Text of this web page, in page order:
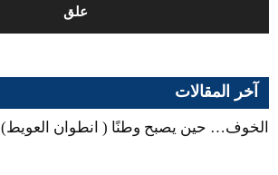
آخر المقالات
الخوف… حين يصبح وطنًا ( انطوان العويط)